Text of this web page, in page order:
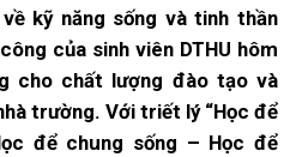
kỹ năng sống và tinh thần
của sinh viên DTHU hôm
cho chất lượng đào tạo và
trường. Với triết lý “Học để
để chung sống – Học để